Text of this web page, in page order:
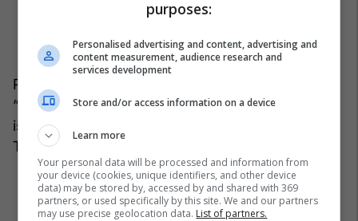
Prokuroria pretendon se incidenti i ndodhur në
“Swiss Casino” në mes të Sekiraqës dhe Rizës
ishte njëri nga motivet që çuan në vrasjen e
Triumf Rizës.
purposes:
Personalised advertising and content, advertising and
content measurement, audience research and
services development
Store and/or access information on a device
Learn more
Your personal data will be processed and information from
your device (cookies, unique identifiers, and other device
data) may be stored by, accessed by and shared with 369
partners, or used specifically by this site. We and our partners
may use precise geolocation data. List of partners.